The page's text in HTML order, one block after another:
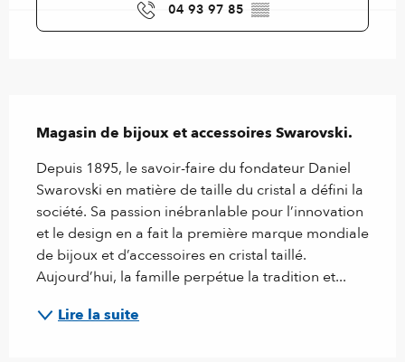
04 93 97 85 ▒▒
Magasin de bijoux et accessoires Swarovski.
Depuis 1895, le savoir-faire du fondateur Daniel
Swarovski en matière de taille du cristal a défini la
société. Sa passion inébranlable pour l’innovation
et le design en a fait la première marque mondiale
de bijoux et d’accessoires en cristal taillé.
Aujourd’hui, la famille perpétue la tradition et...
Lire la suite